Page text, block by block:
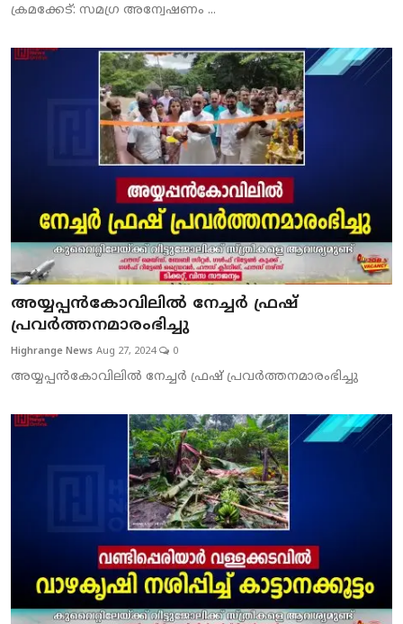
ക്രമക്കേട്: സമഗ്ര അന്വേഷണം ...
അയ്യപ്പന്‍കോവിലില്‍ നേച്ചര്‍ ഫ്രഷ്
പ്രവര്‍ത്തനമാരംഭിച്ചു
Highrange News Aug 27, 2024 0
അയ്യപ്പന്‍കോവിലില്‍ നേച്ചര്‍ ഫ്രഷ് പ്രവര്‍ത്തനമാരംഭിച്ചു